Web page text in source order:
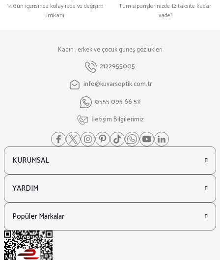
14 Gün içerisinde kolay iade ve değişim
imkanı
Tüm siparişlerinizde 12 taksite kadar
vade!
Kadın , erkek ve çocuk güneş gözlükleri
2122955005
info@kuvarsoptik.com.tr
0555 095 66 53
İletişim Bilgilerimiz
KURUMSAL
YARDIM
Popüler Markalar